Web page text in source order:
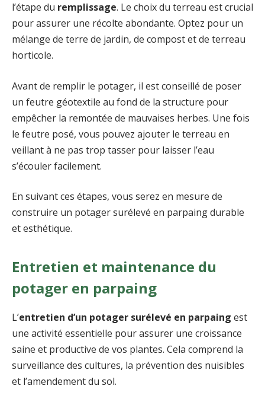
l’étape du remplissage. Le choix du terreau est crucial
pour assurer une récolte abondante. Optez pour un
mélange de terre de jardin, de compost et de terreau
horticole.
Avant de remplir le potager, il est conseillé de poser
un feutre géotextile au fond de la structure pour
empêcher la remontée de mauvaises herbes. Une fois
le feutre posé, vous pouvez ajouter le terreau en
veillant à ne pas trop tasser pour laisser l’eau
s’écouler facilement.
En suivant ces étapes, vous serez en mesure de
construire un potager surélevé en parpaing durable
et esthétique.
Entretien et maintenance du
potager en parpaing
L’entretien d’un potager surélevé en parpaing est
une activité essentielle pour assurer une croissance
saine et productive de vos plantes. Cela comprend la
surveillance des cultures, la prévention des nuisibles
et l’amendement du sol.